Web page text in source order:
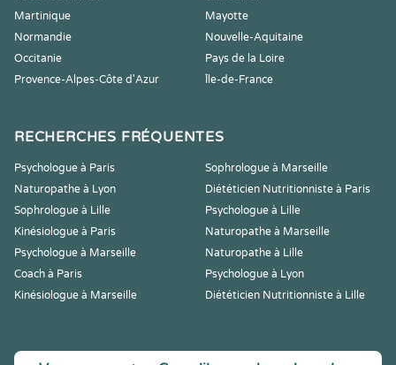
Martinique
Mayotte
Normandie
Nouvelle-Aquitaine
Occitanie
Pays de la Loire
Provence-Alpes-Côte d'Azur
Île-de-France
RECHERCHES FRÉQUENTES
Psychologue à Paris
Sophrologue à Marseille
Naturopathe à Lyon
Diététicien Nutritionniste à Paris
Sophrologue à Lille
Psychologue à Lille
Kinésiologue à Paris
Naturopathe à Marseille
Psychologue à Marseille
Naturopathe à Lille
Coach à Paris
Psychologue à Lyon
Kinésiologue à Marseille
Diététicien Nutritionniste à Lille